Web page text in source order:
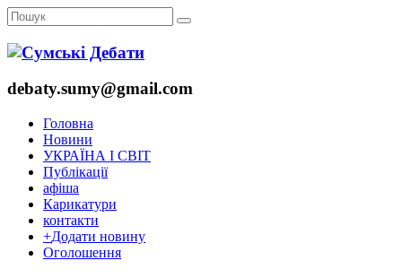
debaty.sumy@gmail.com
Головна
Новини
УКРАЇНА І СВІТ
Публікації
афіша
Карикатури
контакти
+Додати новину
Оголошення